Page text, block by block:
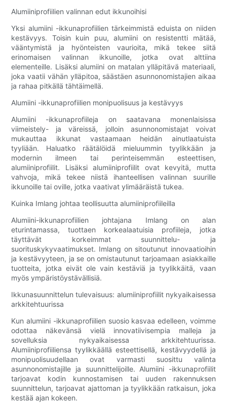
Alumiiniprofiilien valinnan edut ikkunoihisi
Yksi alumiini -ikkunaprofiilien tärkeimmistä eduista on niiden
kestävyys. Toisin kuin puu, alumiini on resistentti mätää,
vääntymistä ja hyönteisten vaurioita, mikä tekee siitä
erinomaisen valinnan ikkunoille, jotka ovat alttiina
elementeille. Lisäksi alumiini on matalan ylläpitävä materiaali,
joka vaatii vähän ylläpitoa, säästäen asunnonomistajien aikaa
ja rahaa pitkällä tähtäimellä.
Alumiini -ikkunaprofiilien monipuolisuus ja kestävyys
Alumiini -ikkunaprofiileja on saatavana monenlaisissa
viimeistely- ja väreissä, jolloin asunnonomistajat voivat
mukauttaa ikkunat vastaamaan heidän ainutlaatuista
tyyliään. Haluatko räätälöidä mieluummin tyylikkään ja
modernin ilmeen tai perinteisemmän esteettisen,
alumiiniprofiilit. Lisäksi alumiiniprofiilit ovat kevyitä, mutta
vahvoja, mikä tekee niistä ihanteellisen valinnan suurille
ikkunoille tai oville, jotka vaativat ylimääräistä tukea.
Kuinka Imlang johtaa teollisuutta alumiiniprofiileilla
Alumiini-ikkunaprofiilien johtajana Imlang on alan
eturintamassa, tuottaen korkealaatuisia profiileja, jotka
täyttävät korkeimmat suunnittelu- ja
suorituskykyvaatimukset. Imlang on sitoutunut innovaatioihin
ja kestävyyteen, ja se on omistautunut tarjoamaan asiakkaille
tuotteita, jotka eivät ole vain kestäviä ja tyylikkäitä, vaan
myös ympäristöystävällisiä.
Ikkunasuunnittelun tulevaisuus: alumiiniprofiilit nykyaikaisessa
arkkitehtuurissa
Kun alumiini -ikkunaprofiilien suosio kasvaa edelleen, voimme
odottaa näkevänsä vielä innovatiivisempia malleja ja
sovelluksia nykyaikaisessa arkkitehtuurissa.
Alumiiniprofiiliensa tyylikkäällä esteettisellä, kestävyydellä ja
monipuolisuudellaan ovat varmasti suosittu valinta
asunnonomistajille ja suunnittelijoille. Alumiini -ikkunaprofiilit
tarjoavat kodin kunnostamisen tai uuden rakennuksen
suunnittelun, tarjoavat ajattoman ja tyylikkään ratkaisun, joka
kestää ajan kokeen.